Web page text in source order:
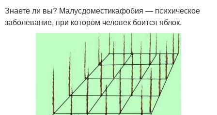
Знаете ли вы? Малусдоместикафобия — психическое
заболевание, при котором человек боится яблок.